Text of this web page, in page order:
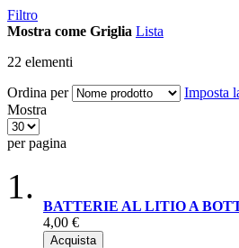
Filtro
Mostra come Griglia Lista
22 elementi
Ordina per
Imposta
Mostra
per pagina
BATTERIE AL LITIO A
4,00 €
Acquista